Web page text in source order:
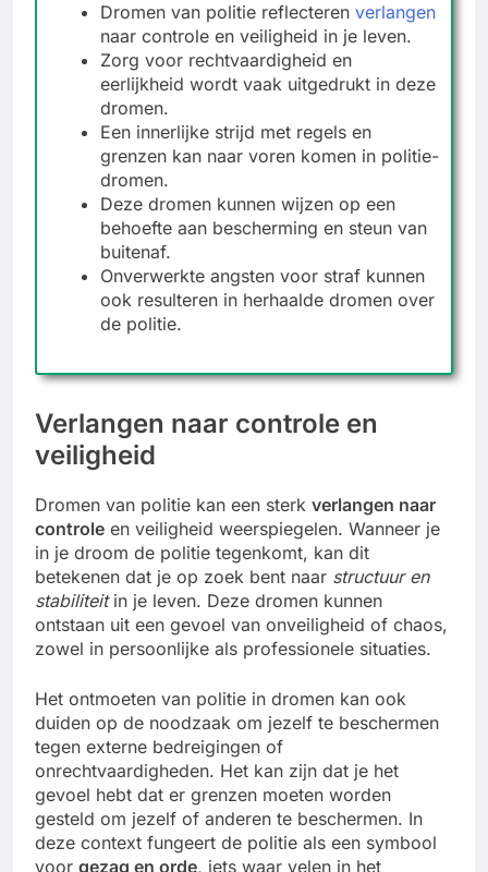
Dromen van politie reflecteren verlangen
naar controle en veiligheid in je leven.
Zorg voor rechtvaardigheid en
eerlijkheid wordt vaak uitgedrukt in deze
dromen.
Een innerlijke strijd met regels en
grenzen kan naar voren komen in politie-
dromen.
Deze dromen kunnen wijzen op een
behoefte aan bescherming en steun van
buitenaf.
Onverwerkte angsten voor straf kunnen
ook resulteren in herhaalde dromen over
de politie.
Verlangen naar controle en
veiligheid
Dromen van politie kan een sterk verlangen naar
controle en veiligheid weerspiegelen. Wanneer je
in je droom de politie tegenkomt, kan dit
betekenen dat je op zoek bent naar structuur en
stabiliteitin je leven. Deze dromen kunnen
ontstaan uit een gevoel van onveiligheid of chaos,
zowel in persoonlijke als professionele situaties.
Het ontmoeten van politie in dromen kan ook
duiden op de noodzaak om jezelf te beschermen
tegen externe bedreigingen of
onrechtvaardigheden. Het kan zijn dat je het
gevoel hebt dat er grenzen moeten worden
gesteld om jezelf of anderen te beschermen. In
deze context fungeert de politie als een symbool
voor gezag en orde, iets waar velen in het